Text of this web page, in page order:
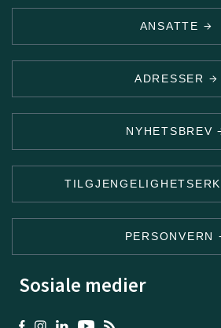
ANSATTE
ADRESSER
NYHETSBREV
PERSONVERN
Sosiale medier